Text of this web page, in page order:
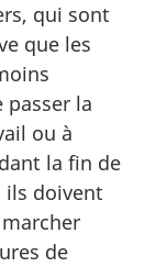
qui sont
que les
la
ou à
la fin de
ils doivent
de